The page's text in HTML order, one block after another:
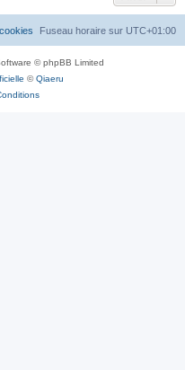
Fuseau horaire sur UTC+01:00
© phpBB Limited
©Qiaeru